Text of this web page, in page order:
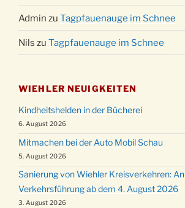
Admin zu Tagpfauenauge im Schnee
Nils zu Tagpfauenauge im Schnee
WIEHLER NEUIGKEITEN
Kindheitshelden in der Bücherei
6. August 2026
Mitmachen bei der Auto Mobil Schau
5. August 2026
Sanierung von Wiehler Kreisverkehren:
Verkehrsführung ab dem 4. August 2026
3. August 2026